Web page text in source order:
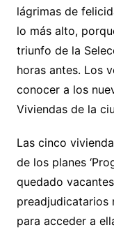
lágrimas de
lo más alto,
triunfo de la
horas antes. Los
conocer a los
Viviendas de la
Las cinco
de los planes
quedado
preadjudicatarios
para acceder a